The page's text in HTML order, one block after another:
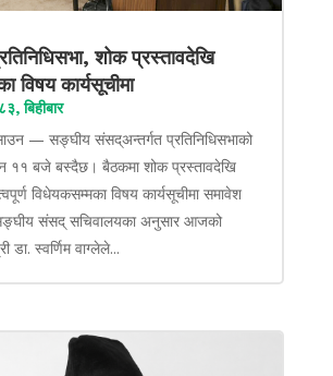
शोक प्रस्तावदेखि
विषय कार्यसूचीमा
बिहीबार
— सङ्घीय संसद्अन्तर्गत प्रतिनिधिसभाको
११ बजे बस्दैछ। बैठकमा शोक प्रस्तावदेखि
विधेयकसम्मका विषय कार्यसूचीमा समावेश
संसद् सचिवालयका अनुसार आजको
डा. स्वर्णिम वाग्लेले...